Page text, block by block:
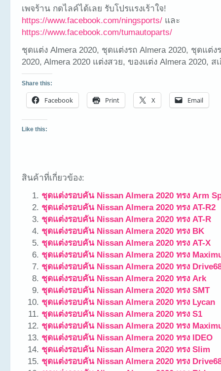
เพจร้าน กดไลค์ได้เลย รับโปรแรงเร้าใจ!
https://www.facebook.com/ningsports/ และ
https://www.facebook.com/tumautoparts/
ชุดแต่ง Almera 2020, ชุดแต่งรถ Almera 2020, ชุดแต่ง
2020, Almera 2020 แต่งสวย, ของแต่ง Almera 2020, ส
Share this:
Facebook Print X Email
Like this:
สินค้าที่เกี่ยวข้อง:
ชุดแต่งรอบคัน Nissan Almera 2020 ทรง Arm
ชุดแต่งรอบคัน Nissan Almera 2020 ทรง AT-R2
ชุดแต่งรอบคัน Nissan Almera 2020 ทรง AT-R
ชุดแต่งรอบคัน Nissan Almera 2020 ทรง BK
ชุดแต่งรอบคัน Nissan Almera 2020 ทรง AT-X
ชุดแต่งรอบคัน Nissan Almera 2020 ทรง
ชุดแต่งรอบคัน Nissan Almera 2020 ทรง
ชุดแต่งรอบคัน Nissan Almera 2020 ทรง Ark
ชุดแต่งรอบคัน Nissan Almera 2020 ทรง SMT
ชุดแต่งรอบคัน Nissan Almera 2020 ทรง Lycan
ชุดแต่งรอบคัน Nissan Almera 2020 ทรง S1
ชุดแต่งรอบคัน Nissan Almera 2020 ทรง
ชุดแต่งรอบคัน Nissan Almera 2020 ทรง IDEO
ชุดแต่งรอบคัน Nissan Almera 2020 ทรง Slim
ชุดแต่งรอบคัน Nissan Almera 2020 ทรง